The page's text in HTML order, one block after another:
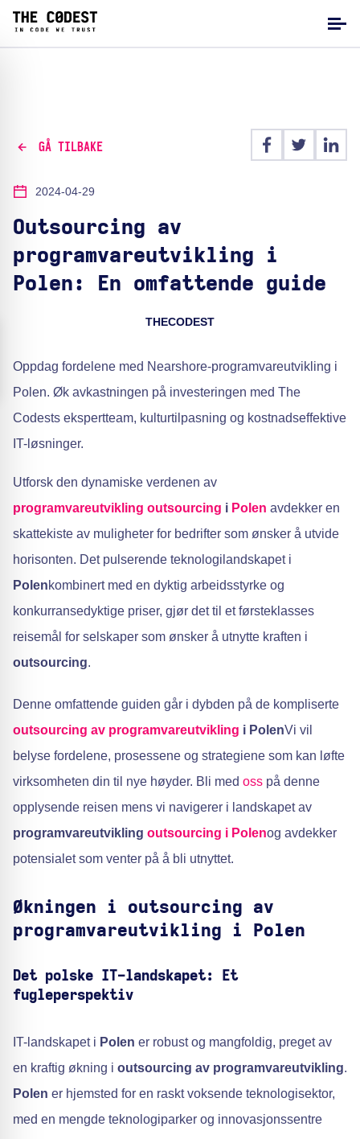
GÅ TILBAKE
2024-04-29
Outsourcing av
programvareutvikling i
Polen: En omfattende guide
THECODEST
Oppdag fordelene med Nearshore-programvareutvikling i
Polen. Øk avkastningen på investeringen med The
Codests ekspertteam, kulturtilpasning og kostnadseffektive
IT-løsninger.
Utforsk den dynamiske verdenen av
programvareutvikling outsourcing i Polen avdekker en
skattekiste av muligheter for bedrifter som ønsker å utvide
horisonten. Det pulserende teknologilandskapet i
Polenkombinert med en dyktig arbeidsstyrke og
konkurransedyktige priser, gjør det til et førsteklasses
reisemål for selskaper som ønsker å utnytte kraften i
outsourcing.
Denne omfattende guiden går i dybden på de kompliserte
outsourcing av programvareutvikling i PolenVi vil
belyse fordelene, prosessene og strategiene som kan løfte
virksomheten din til nye høyder. Bli med oss på denne
opplysende reisen mens vi navigerer i landskapet av
programvareutvikling outsourcing i Polenog avdekker
potensialet som venter på å bli utnyttet.
Økningen i outsourcing av
programvareutvikling i Polen
Det polske IT-landskapet: Et
fugleperspektiv
IT-landskapet i Polen er robust og mangfoldig, preget av
en kraftig økning i outsourcing av programvareutvikling.
Polen er hjemsted for en raskt voksende teknologisektor,
med en mengde teknologiparker og innovasjonssentre